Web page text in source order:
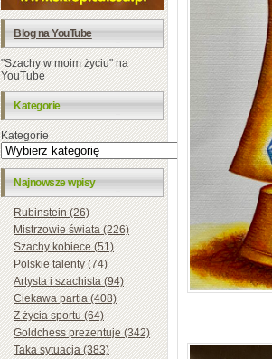
Blog na YouTube
"Szachy w moim życiu" na
YouTube
Kategorie
Kategorie
Najnowsze wpisy
Rubinstein (26)
Mistrzowie świata (226)
Szachy kobiece (51)
Polskie talenty (74)
Artysta i szachista (94)
Ciekawa partia (408)
Z życia sportu (64)
Goldchess prezentuje (342)
Taka sytuacja (383)